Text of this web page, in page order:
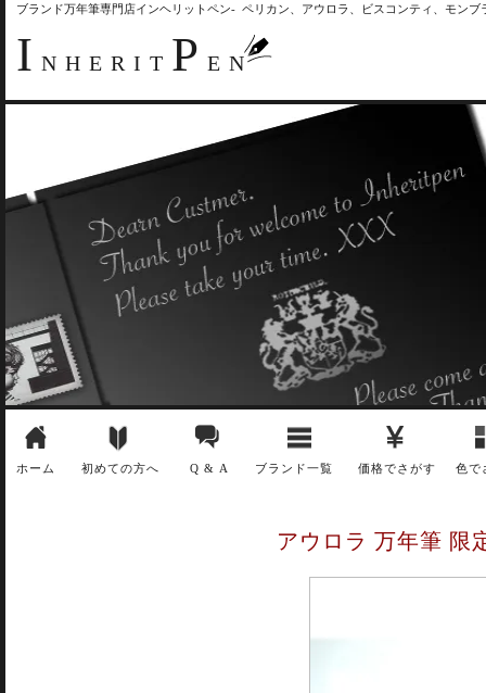
ブランド万年筆専門店インヘリットペン- ペリカン、アウロラ、ビスコンティ、モン
I NHERIT P EN
ホーム 初めての方へ Q & A ブランド一覧 価格でさがす 色で
アウロラ 万年筆